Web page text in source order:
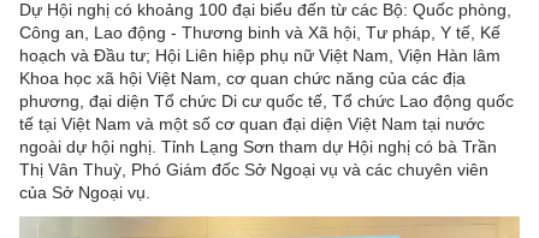
Dự Hội nghị có khoảng 100 đại biểu đến từ các Bộ: Quốc phòng,
Công an, Lao động - Thương binh và Xã hội, Tư pháp, Y tế, Kế
hoạch và Đầu tư; Hội Liên hiệp phụ nữ Việt Nam, Viện Hàn lâm
Khoa học xã hội Việt Nam, cơ quan chức năng của các địa
phương, đại diện Tổ chức Di cư quốc tế, Tổ chức Lao động quốc
tế tại Việt Nam và một số cơ quan đại diện Việt Nam tại nước
ngoài dự hội nghị. Tỉnh Lạng Sơn tham dự Hội nghị có bà Trần
Thị Vân Thuỳ, Phó Giám đốc Sở Ngoại vụ và các chuyên viên
của Sở Ngoại vụ.